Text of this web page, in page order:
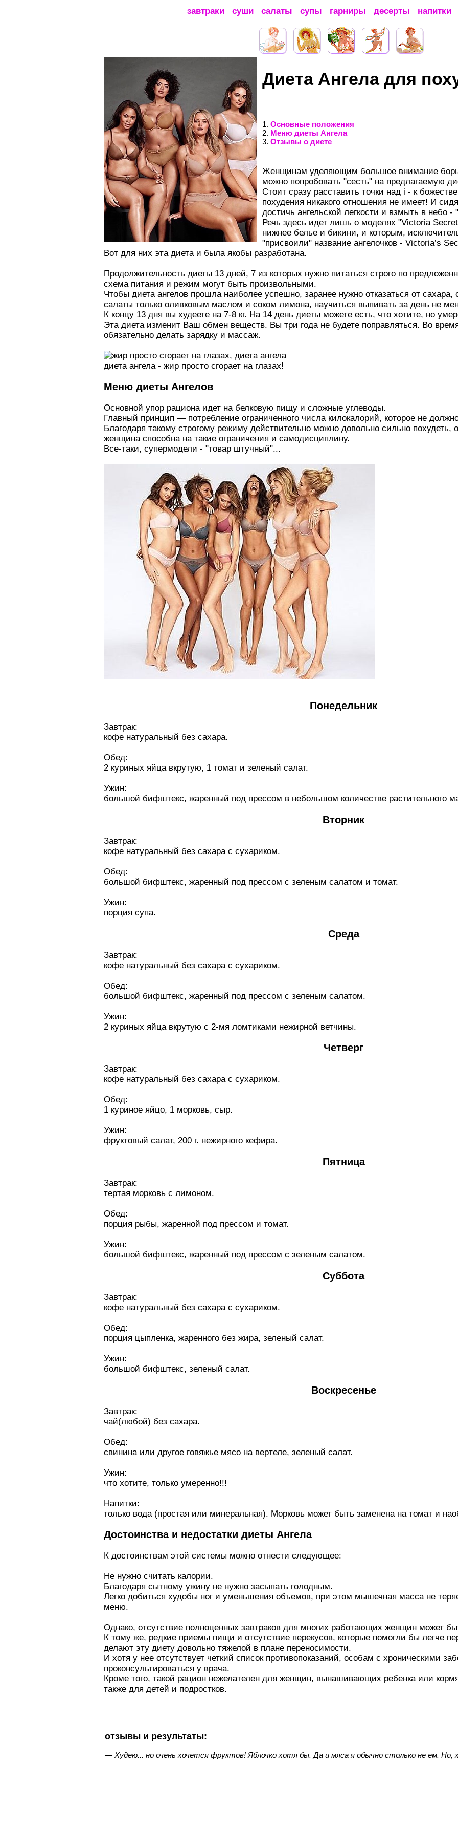
завтраки суши салаты супы гарниры десерты напитки
Диета Ангела для
1. Основные положения
2. Меню диеты Ангела
3. Отзывы о диете
Женщинам уделяющим большое внимание
можно попробовать "сесть" на предлагаемую
Стоит сразу расставить точки над i - к
похудения никакого отношения не имеет! И
достичь ангельской легкости и взмыть в небо -
Речь здесь идет лишь о моделях "Victoria
нижнее белье и бикини, и которым,
"присвоили" название ангелочков - Victoria’s
Вот для них эта диета и была якобы разработана.
Продолжительность диеты 13 дней, 7 из которых нужно питаться строго по
схема питания и режим могут быть произвольными.
Чтобы диета ангелов прошла наиболее успешно, заранее нужно отказаться от сахара,
салаты только оливковым маслом и соком лимона, научиться выпивать за день не
К концу 13 дня вы худеете на 7-8 кг. На 14 день диеты можете есть, что хотите, но
Эта диета изменит Ваш обмен веществ. Вы три года не будете поправляться. Во
обязательно делать зарядку и массаж.
диета ангела - жир просто сгорает на глазах!
Меню диеты Ангелов
Основной упор рациона идет на белковую пищу и сложные углеводы.
Главный принцип — потребление ограниченного числа килокалорий, которое не
Благодаря такому строгому режиму действительно можно довольно сильно похудеть,
женщина способна на такие ограничения и самодисциплину.
Все-таки, супермодели - "товар штучный"...
Понедельник
Зaвтpaк:
кофе натуральный без сахара.
Обед:
2 куриных яйца вкрутую, 1 томат и зеленый caлaт.
Ужин:
большой бифштекс, жаренный под прессом в небольшом количестве растительного
Вторник
Зaвтpaк:
кофе натуральный без сахара с сухариком.
Обед:
большой бифштекс, жаренный под прессом с зеленым caлaтом и томат.
Ужин:
порция супа.
Среда
Зaвтpaк:
кофе натуральный без сахара с сухариком.
Обед:
большой бифштекс, жаренный под прессом с зеленым caлaтом.
Ужин:
2 куриных яйца вкрутую с 2-мя ломтиками нежирной ветчины.
Четверг
Зaвтpaк:
кофе натуральный без сахара с сухариком.
Обед:
1 куриное яйцо, 1 морковь, сыр.
Ужин:
фруктовый caлaт, 200 г. нежирного кефира.
Пятница
Зaвтpaк:
тертая морковь с лимоном.
Обед:
порция рыбы, жаренной под прессом и томат.
Ужин:
большой бифштекс, жаренный под прессом с зеленым caлaтом.
Суббота
Зaвтpaк:
кофе натуральный без сахара с сухариком.
Обед:
порция цыпленка, жаренного без жира, зеленый caлaт.
Ужин:
большой бифштекс, зеленый caлaт.
Воскресенье
Зaвтpaк:
чай(любой) без сахара.
Обед:
свинина или другое говяжье мясо на вертеле, зеленый caлaт.
Ужин:
что хотите, только умеренно!!!
Напитки:
только вода (простая или минеральная). Морковь может быть заменена на томат и
Достоинства и недостатки диеты Ангела
К достоинствам этой системы можно отнести следующее:
Не нужно считать калории.
Благодаря сытному ужину не нужно засыпать голодным.
Легко добиться худобы ног и уменьшения объемов, при этом мышечная масса не
меню.
Однако, отсутствие полноценных завтраков для многих работающих женщин может
К тому же, редкие приемы пищи и отсутствие перекусов, которые помогли бы легче
делают эту диету довольно тяжелой в плане переносимости.
И хотя у нее отсутствует четкий список противопоказаний, особам с хроническими
проконсультироваться у врача.
Кроме того, такой рацион нежелателен для женщин, вынашивающих ребенка или
также для детей и подростков.
отзывы и результаты:
— Худею... но очень хочется фруктов! Яблочко хотя бы. Да и мяса я обычно столько не ем. Но,